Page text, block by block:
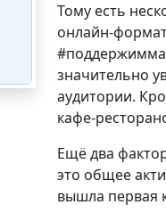
Тому есть
онлайн-
значительно
аудитории.
кафе-
Ещё два
это общее
вышла первая